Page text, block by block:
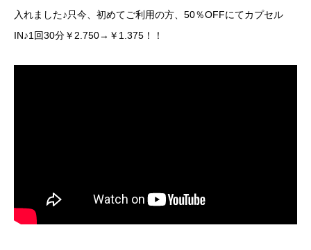
入れました♪只今、初めてご利用の方、50％OFFにてカプセル
IN♪1回30分￥2.750→￥1.375！！